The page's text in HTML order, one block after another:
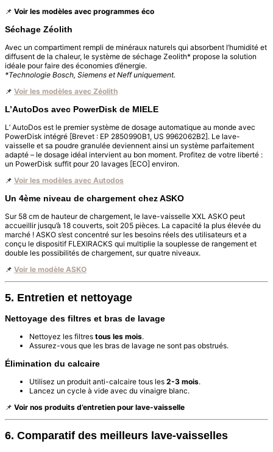
📌 Voir les modèles avec programmes éco
Séchage Zéolith
Avec un compartiment rempli de minéraux naturels qui absorbent l’humidité et
diffusent de la chaleur, le système de séchage Zeolith* propose la solution
idéale pour faire des économies d’énergie.
*Technologie Bosch, Siemens et Neff uniquement.
📌 Voir les modèles avec Zéolith
L’AutoDos avec PowerDisk de MIELE
L’ AutoDos est le premier système de dosage automatique au monde avec
PowerDisk intégré [Brevet : EP 2850990B1, US 9962062B2]. Le lave-
vaisselle et sa poudre granulée deviennent ainsi un système parfaitement
adapté – le dosage idéal intervient au bon moment. Profitez de votre liberté :
un PowerDisk suffit pour 20 lavages [ECO] environ.
📌 Voir les modèles avec Autodos
Un 4ème niveau de chargement chez ASKO
Sur 58 cm de hauteur de chargement, le lave-vaisselle XXL ASKO peut
accueillir jusqu’à 18 couverts, soit 205 pièces. La capacité la plus élevée du
marché ! ASKO s’est concentré sur les besoins réels des utilisateurs et a
conçu le dispositif FLEXIRACKS qui multiplie la souplesse de rangement et
double les possibilités de chargement, sur quatre niveaux.
📌 Voir le modèle ASKO
5. Entretien et nettoyage
Nettoyage des filtres et bras de lavage
Nettoyez les filtres tous les mois.
Assurez-vous que les bras de lavage ne sont pas obstrués.
Élimination du calcaire
Utilisez un produit anti-calcaire tous les 2-3 mois.
Lancez un cycle à vide avec du vinaigre blanc.
📌 Voir nos produits d’entretien pour lave-vaisselle
6. Comparatif des meilleurs lave-vaisselles